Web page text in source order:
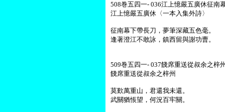
508巻五四一- 036江上憶嚴五廣休征
江上憶嚴五廣休〈一本入集外詩〉
征南幕下帶長刀，夢筆深藏五色毫。
逢著澄江不敢詠，鎮西留與謝功曹。
509巻五四一- 037餞席重送從叔余之
餞席重送從叔余之梓州
莫歎萬重山，君還我未還。
武關猶悵望，何況百牢關。